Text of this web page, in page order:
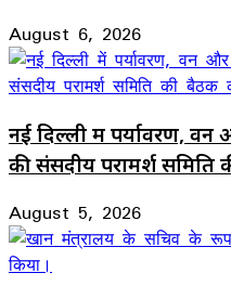
August 6, 2026
नई दिल्ली में पर्यावरण, वन
की संसदीय परामर्श समिति
August 5, 2026